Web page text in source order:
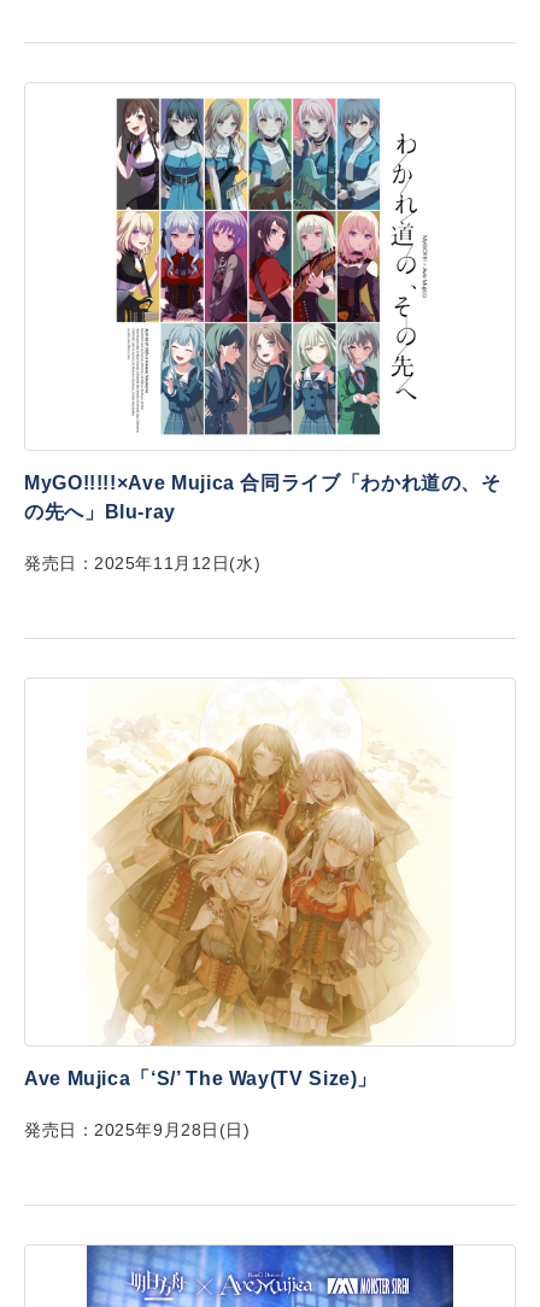
MyGO!!!!!×Ave Mujica 合同ライブ「わかれ道の、そ
の先へ」Blu-ray
発売日：2025年11月12日(水)
Ave Mujica「‘S/’ The Way(TV Size)」
発売日：2025年9月28日(日)